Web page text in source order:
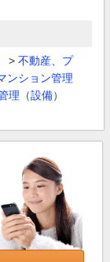
> 不動産、プ
ンション管理
理（設備）